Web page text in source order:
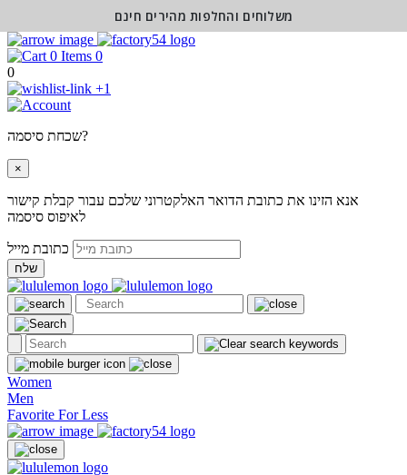
0
0
+1
שכחת סיסמה?
×
אנא הזינו את כתובת הדואר האלקטרוני שלכם עבור קבלת קישור
לאיפוס סיסמה
שלח
Women
Men
Favorite For Less
משלוחים והחלפות מהירים חינם